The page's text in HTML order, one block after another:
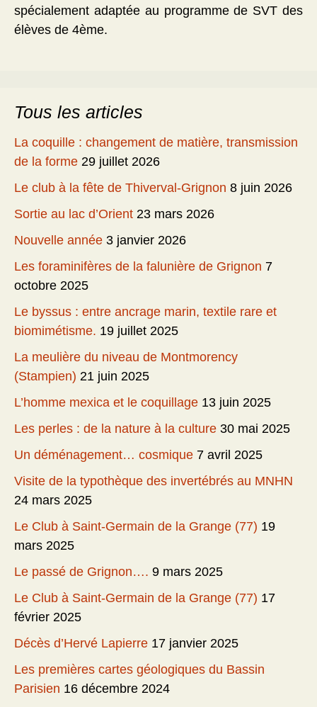
spécialement adaptée au programme de SVT des
élèves de 4ème.
Tous les articles
La coquille : changement de matière, transmission
de la forme 29 juillet 2026
Le club à la fête de Thiverval-Grignon 8 juin 2026
Sortie au lac d’Orient 23 mars 2026
Nouvelle année 3 janvier 2026
Les foraminifères de la falunière de Grignon 7
octobre 2025
Le byssus : entre ancrage marin, textile rare et
biomimétisme. 19 juillet 2025
La meulière du niveau de Montmorency
(Stampien) 21 juin 2025
L’homme mexica et le coquillage 13 juin 2025
Les perles : de la nature à la culture 30 mai 2025
Un déménagement… cosmique 7 avril 2025
Visite de la typothèque des invertébrés au MNHN
24 mars 2025
Le Club à Saint-Germain de la Grange (77) 19
mars 2025
Le passé de Grignon…. 9 mars 2025
Le Club à Saint-Germain de la Grange (77) 17
février 2025
Décès d’Hervé Lapierre 17 janvier 2025
Les premières cartes géologiques du Bassin
Parisien 16 décembre 2024